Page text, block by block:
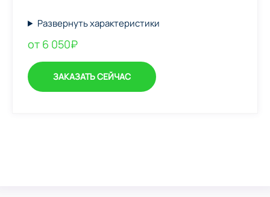
Развернуть характеристики
от 6 050₽
ЗАКАЗАТЬ СЕЙЧАС